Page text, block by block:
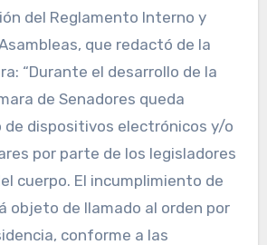
del Reglamento Interno y
que redactó de la
“Durante el desarrollo de la
de Senadores queda
de dispositivos electrónicos y/o
por parte de los legisladores
cuerpo. El incumplimiento de
objeto de llamado al orden por
conforme a las